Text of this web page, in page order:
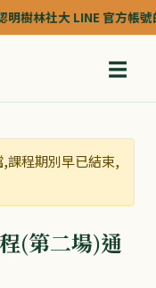
樹林社大 LINE 官方帳
☰
課程期別早已結束,
(第二場)通